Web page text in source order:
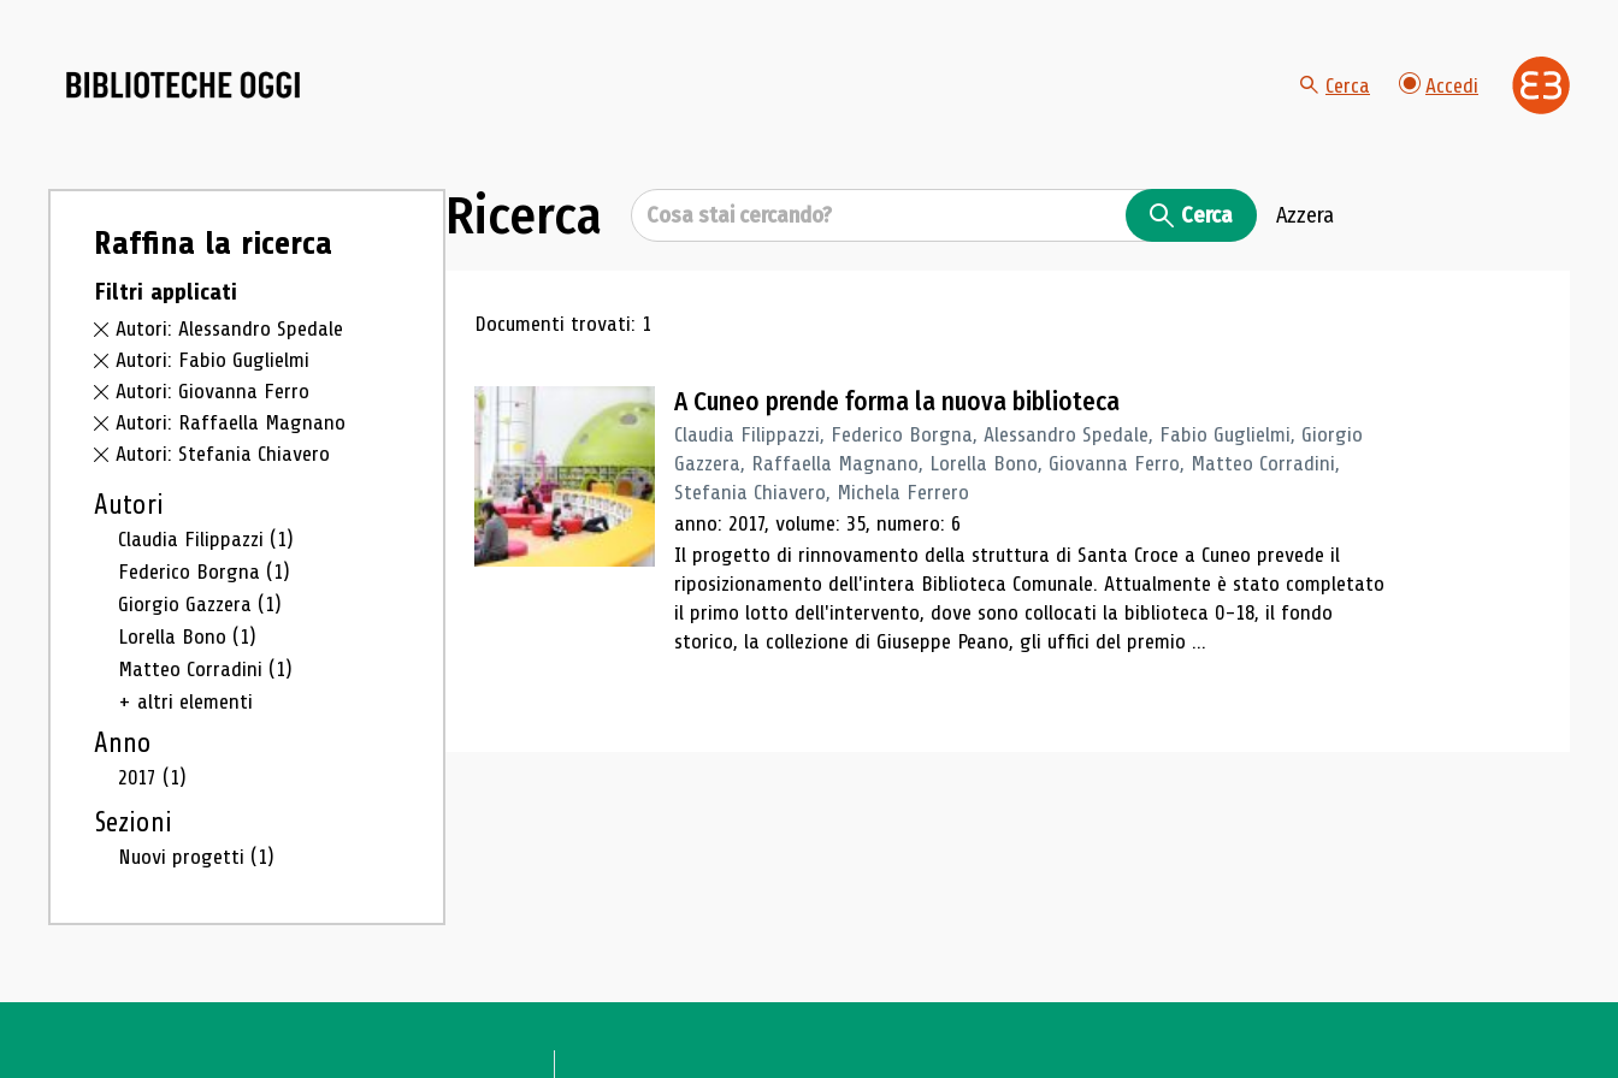
Cerca Accedi
Raffina la ricerca
Filtri applicati
Autori: Alessandro Spedale
Autori: Fabio Guglielmi
Autori: Giovanna Ferro
Autori: Raffaella Magnano
Autori: Stefania Chiavero
Autori
Claudia Filippazzi (1)
Federico Borgna (1)
Giorgio Gazzera (1)
Lorella Bono (1)
Matteo Corradini (1)
+ altri elementi
Anno
2017 (1)
Sezioni
Nuovi progetti (1)
Ricerca Cerca Cerca Azzera
Risultati di ricerca
Documenti trovati: 1
A Cuneo prende forma la nuova biblioteca
Claudia Filippazzi, Federico Borgna, Alessandro Spedale, Fabio Guglielmi, Giorgio
Gazzera, Raffaella Magnano, Lorella Bono, Giovanna Ferro, Matteo Corradini,
Stefania Chiavero, Michela Ferrero
anno: 2017, volume: 35, numero: 6
Il progetto di rinnovamento della struttura di Santa Croce a Cuneo prevede il
riposizionamento dell'intera Biblioteca Comunale. Attualmente è stato completato
il primo lotto dell'intervento, dove sono collocati la biblioteca 0-18, il fondo
storico, la collezione di Giuseppe Peano, gli uffici del premio ...